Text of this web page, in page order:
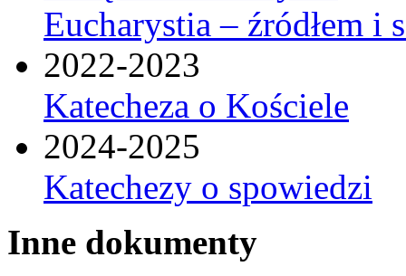
Eucharystia – źródłem i
2022-2023
Katecheza o Kościele
2024-2025
Katechezy o spowiedzi
Inne dokumenty